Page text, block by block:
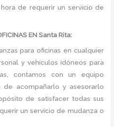
de requerir un servicio de
EN Santa Rita:
para oficinas en cualquier
y vehículos idóneos para
contamos con un equipo
de acompañarlo y asesorarlo
de satisfacer todas sus
un servicio de mudanza o